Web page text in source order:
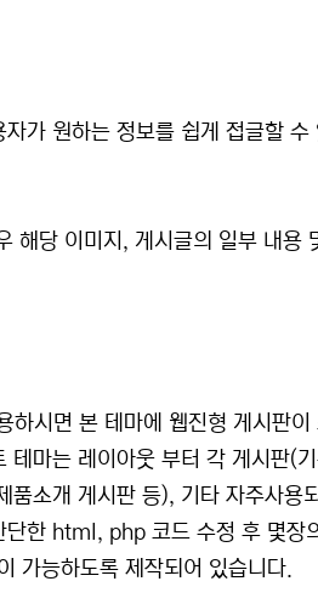
가 원하는 정보를 쉽게 접글할 수
해당 이미지, 게시글의 일부 내용
하시면 본 테마에 웹진형 게시판이
테마는 레이아웃 부터 각 게시판(
품소개 게시판 등), 기타 자주사용
단한 html, php 코드 수정 후 몇장
가능하도록 제작되어 있습니다.